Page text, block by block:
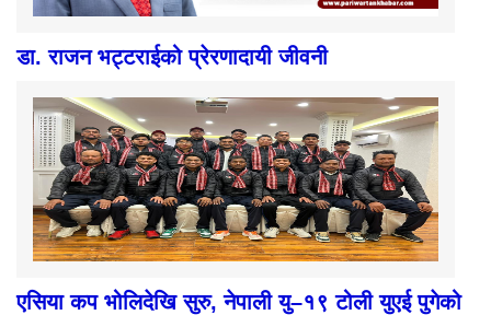
डा. राजन भट्टराईको प्रेरणादायी जीवनी
एसिया कप भोलिदेखि सुरु, नेपाली यु–१९ टोली युएई पुगेको